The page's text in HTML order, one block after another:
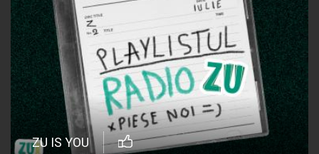
ZU IS YOU